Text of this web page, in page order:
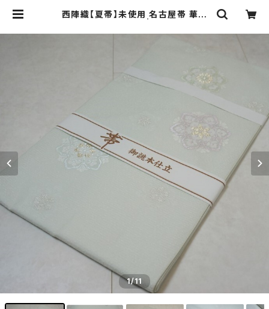
西陣織【夏帯】未使用 名古屋帯 華紋
和 [online store] キモノリワ 着物
1/11